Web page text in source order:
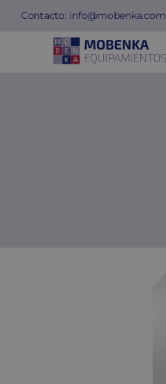
Saltar
contenido
Contacto: info@mobenka.com